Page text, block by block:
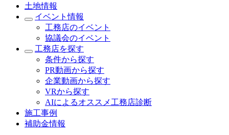
土地情報
イベント情報
工務店のイベント
協議会のイベント
工務店を探す
条件から探す
PR動画から探す
企業動画から探す
VRから探す
AIによるオススメ工務店診断
施工事例
補助金情報